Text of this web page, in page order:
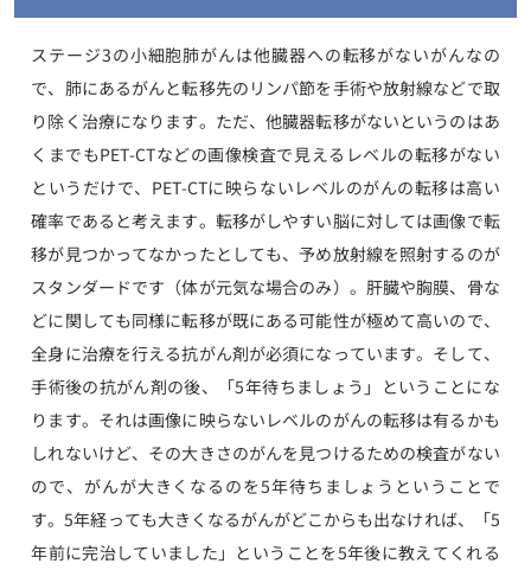
ステージ3の小細胞肺がんは他臓器への転移がないがんなの
で、肺にあるがんと転移先のリンパ節を手術や放射線などで取
り除く治療になります。ただ、他臓器転移がないというのはあ
くまでもPET-CTなどの画像検査で見えるレベルの転移がない
というだけで、PET-CTに映らないレベルのがんの転移は高い
確率であると考えます。転移がしやすい脳に対しては画像で転
移が見つかってなかったとしても、予め放射線を照射するのが
スタンダードです（体が元気な場合のみ）。肝臓や胸膜、骨な
どに関しても同様に転移が既にある可能性が極めて高いので、
全身に治療を行える抗がん剤が必須になっています。そして、
手術後の抗がん剤の後、「5年待ちましょう」ということにな
ります。それは画像に映らないレベルのがんの転移は有るかも
しれないけど、その大きさのがんを見つけるための検査がない
ので、がんが大きくなるのを5年待ちましょうということで
す。5年経っても大きくなるがんがどこからも出なければ、「5
年前に完治していました」ということを5年後に教えてくれる